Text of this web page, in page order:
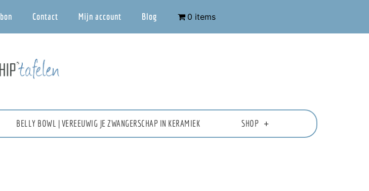
Contact Mijn account Blog 0 items
BELLY BOWL | VEREEUWIG JE ZWANGERSCHAP IN KERAMIEK SHOP